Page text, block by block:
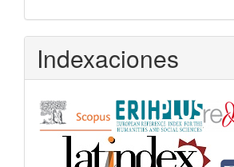
Indexaciones